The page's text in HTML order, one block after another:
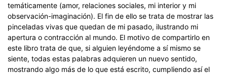
temáticamente (amor, relaciones sociales, mi interior y mi
observación-imaginación). El fin de ello se trata de mostrar las
pinceladas vivas que quedan de mi pasado, ilustrando mi
apertura o contracción al mundo. El motivo de compartirlo en
este libro trata de que, si alguien leyéndome a sí mismo se
siente, todas estas palabras adquieren un nuevo sentido,
mostrando algo más de lo que está escrito, cumpliendo así el